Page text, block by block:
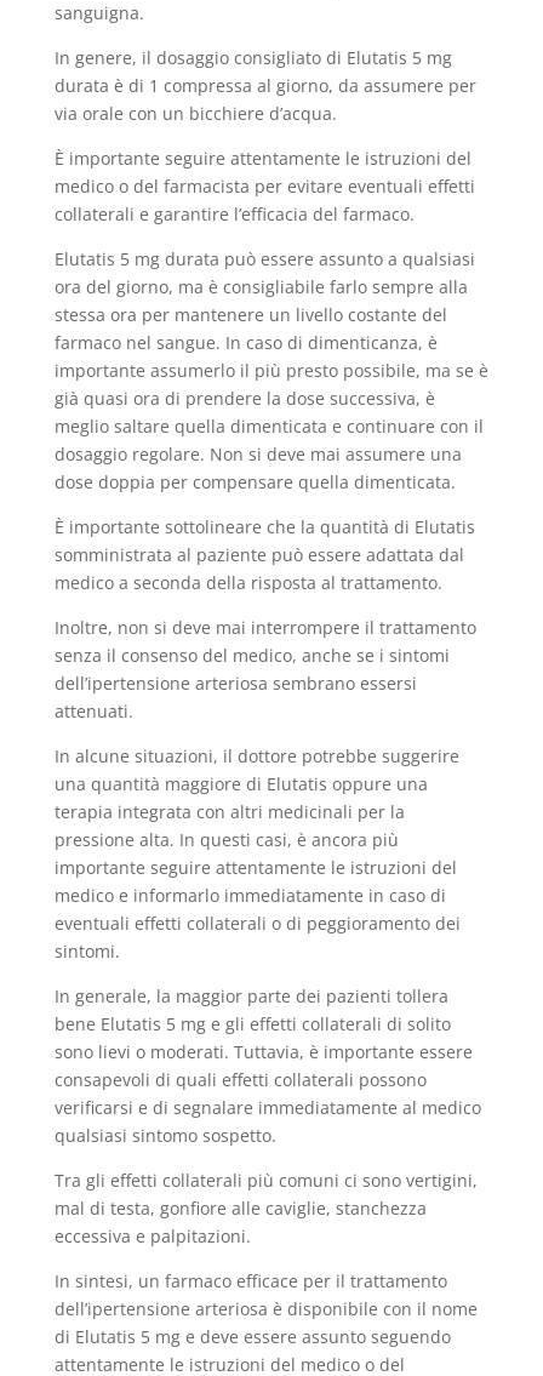
sanguigna.
In genere, il dosaggio consigliato di Elutatis 5 mg
durata è di 1 compressa al giorno, da assumere per
via orale con un bicchiere d’acqua.
È importante seguire attentamente le istruzioni del
medico o del farmacista per evitare eventuali effetti
collaterali e garantire l’efficacia del farmaco.
Elutatis 5 mg durata può essere assunto a qualsiasi
ora del giorno, ma è consigliabile farlo sempre alla
stessa ora per mantenere un livello costante del
farmaco nel sangue. In caso di dimenticanza, è
importante assumerlo il più presto possibile, ma se è
già quasi ora di prendere la dose successiva, è
meglio saltare quella dimenticata e continuare con il
dosaggio regolare. Non si deve mai assumere una
dose doppia per compensare quella dimenticata.
È importante sottolineare che la quantità di Elutatis
somministrata al paziente può essere adattata dal
medico a seconda della risposta al trattamento.
Inoltre, non si deve mai interrompere il trattamento
senza il consenso del medico, anche se i sintomi
dell’ipertensione arteriosa sembrano essersi
attenuati.
In alcune situazioni, il dottore potrebbe suggerire
una quantità maggiore di Elutatis oppure una
terapia integrata con altri medicinali per la
pressione alta. In questi casi, è ancora più
importante seguire attentamente le istruzioni del
medico e informarlo immediatamente in caso di
eventuali effetti collaterali o di peggioramento dei
sintomi.
In generale, la maggior parte dei pazienti tollera
bene Elutatis 5 mg e gli effetti collaterali di solito
sono lievi o moderati. Tuttavia, è importante essere
consapevoli di quali effetti collaterali possono
verificarsi e di segnalare immediatamente al medico
qualsiasi sintomo sospetto.
Tra gli effetti collaterali più comuni ci sono vertigini,
mal di testa, gonfiore alle caviglie, stanchezza
eccessiva e palpitazioni.
In sintesi, un farmaco efficace per il trattamento
dell’ipertensione arteriosa è disponibile con il nome
di Elutatis 5 mg e deve essere assunto seguendo
attentamente le istruzioni del medico o del